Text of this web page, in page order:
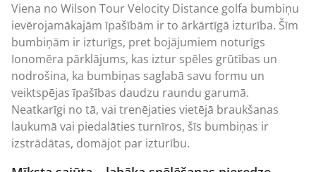
Viena no Wilson Tour Velocity Distance golfa bumbiņu
ievērojamākajām īpašībām ir to ārkārtīgā izturība. Šīm
bumbiņām ir izturīgs, pret bojājumiem noturīgs
Ionomēra pārklājums, kas iztur spēles grūtības un
nodrošina, ka bumbiņas saglabā savu formu un
veiktspējas īpašības daudzu raundu garumā.
Neatkarīgi no tā, vai trenējaties vietējā braukšanas
laukumā vai piedalāties turnīros, šīs bumbiņas ir
izstrādātas, domājot par izturību.